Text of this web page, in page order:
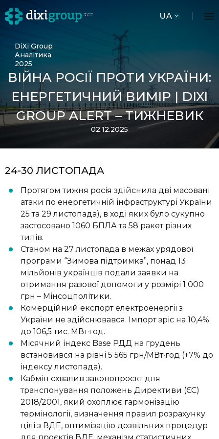
UA
DiXi Group
Аналітика
2025
ВІЙНА РОСІЇ ПРОТИ УКРАЇНИ:
ЕНЕРГЕТИЧНИЙ ВИМІР | DIXI
GROUP ALERT – ТИЖНЕВИК
02.12.2025
24-30 ЛИСТОПАДА
Протягом тижня росія здійснила дві масовані
атаки по енергетичній інфраструктурі України
25 та 29 листопада), в ході яких було сукупно
застосовано 1060 БПЛА та 58 ракет різних
типів.
Станом на 27 листопада в межах урядової
програми “Зимова підтримка”, понад 13
мільйонів українців подали заявки на
отримання разової допомоги у розмірі 1 000
грн – Мінсоцполітики.
Комерційний експорт електроенергії з
України не здійснювався. Імпорт зріс на 10,4%
до 106,5 тис. МВт·год.
Місячний індекс Base РДД на грудень
встановився на рівні 5 565 грн/МВт∙год (+7% до
індексу листопада).
Кабмін схвалив законопроєкт для
транспонування положень Директиви (ЄС)
2018/2001, який охоплює гармонізацію
термінології, визначення правил розрахунку
цілі з ВДЕ, оптимізацію дозвільних процедур